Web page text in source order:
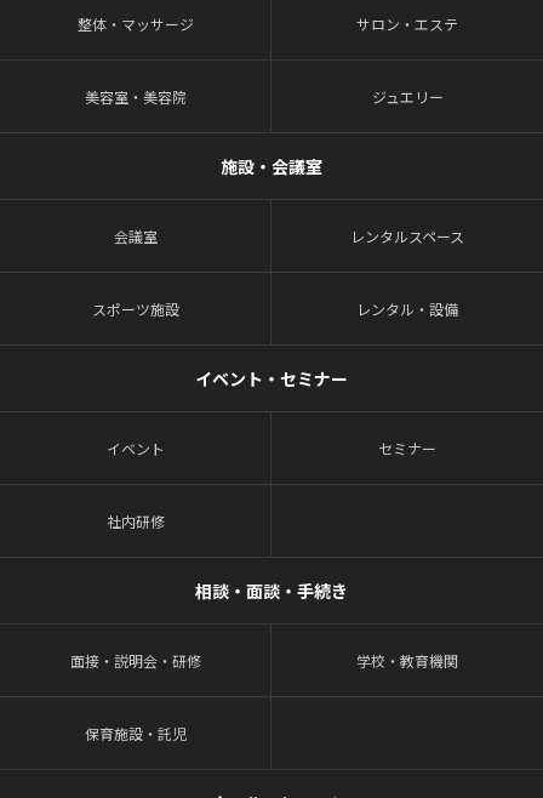
整体・マッサージ サロン・エステ
美容室・美容院 ジュエリー
施設・会議室
会議室 レンタルスペース
スポーツ施設 レンタル・設備
イベント・セミナー
イベント セミナー
社内研修
相談・面談・手続き
面接・説明会・研修 学校・教育機関
保育施設・託児